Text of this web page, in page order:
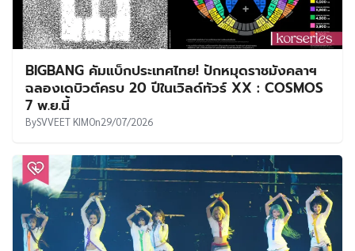
BIGBANG คัมแบ็กประเทศไทย! ปักหมุดราชมังคลาฯ
ฉลองเดบิวต์ครบ 20 ปีในเวิลด์ทัวร์ XX : COSMOS
7 พ.ย.นี้
BySVVEET KIMOn29/07/2026